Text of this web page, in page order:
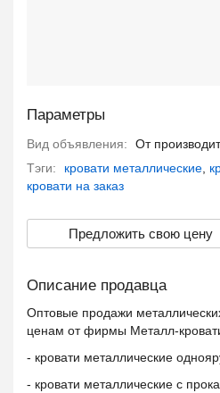
Параметры
Вид объявления:
От
Тэги:
кровати металлические
кровати на заказ
Предложить свою цену
Описание продавца
Оптовые продажи
ценам от фирмы Металл-
- кровати металлические
- кровати металлические с